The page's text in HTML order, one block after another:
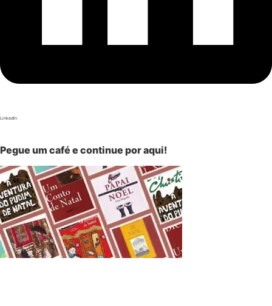
LinkedIn
Pegue um café e continue por aqui!